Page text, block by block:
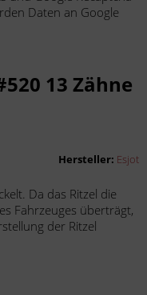
Daten an Google
13 Zähne
Hersteller: Esjot
Da das Ritzel die
Fahrzeuges überträgt,
der Ritzel